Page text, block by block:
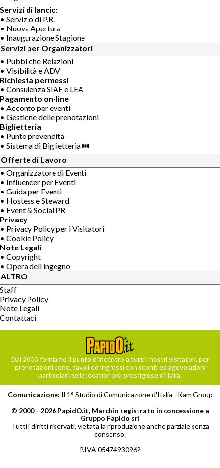
Servizi di lancio:
• Servizio di P.R.
• Nuova Apertura
• Inaugurazione Stagione
Servizi per Organizzatori
• Pubbliche Relazioni
• Visibilità e ADV
Richiesta permessi
• Consulenza SIAE e LEA
Pagamento on-line
• Acconto per eventi
• Gestione delle prenotazioni
Biglietteria
• Punto prevendita
• Sistema di Biglietteria 🎟
Offerte di Lavoro
• Organizzatore di Eventi
• Influencer per Eventi
• Guida per Eventi
• Hostess e Steward
• Event & Social PR
Privacy
• Privacy Policy per i Visitatori
• Cookie Policy
Note Legali
• Copyright
• Opera dell ingegno
ALTRO
Staff
Privacy Policy
Note Legali
Contattaci
Dal 2000 forniamo il punto d’incontro a tutti i nostri visitatori, per
prenotazioni cene, tavoli ed ingressi con sconti ed agevolazioni
particolari nelle location più prestigiose d’Italia.
Comunicazione: Il 1° Studio di Comunicazione d'Italia - Kam Group
© 2000 - 2026 PapidO.it, Marchio registrato in concessione a
Gruppo Papido srl
Tutti i diritti riservati, vietata la riproduzione anche parziale senza
consenso.
P.IVA 05474930962